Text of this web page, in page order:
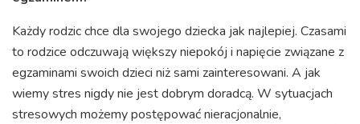
Każdy rodzic chce dla swojego dziecka jak najlepiej. Czasami
to rodzice odczuwają większy niepokój i napięcie związane z
egzaminami swoich dzieci niż sami zainteresowani. A jak
wiemy stres nigdy nie jest dobrym doradcą. W sytuacjach
stresowych możemy postępować nieracjonalnie,